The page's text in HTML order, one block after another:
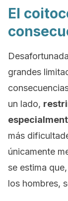
El
grandes
un lado,
más
únicamente
se estima
los hombres,